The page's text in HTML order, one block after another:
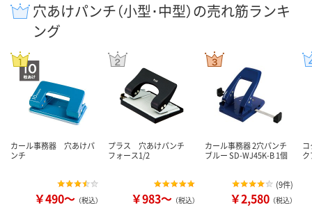
穴あけパンチ（小型･中型）の売れ筋ランキ
ング
カール事務器 穴あけパ
ンチ
￥490～ （税込）
プラス 穴あけパンチ
フォース1/2
￥983～ （税込）
カール事務器 2穴パンチ
ブルー SD-WJ45K-B 1個
(9件)
￥2,580 （税込）